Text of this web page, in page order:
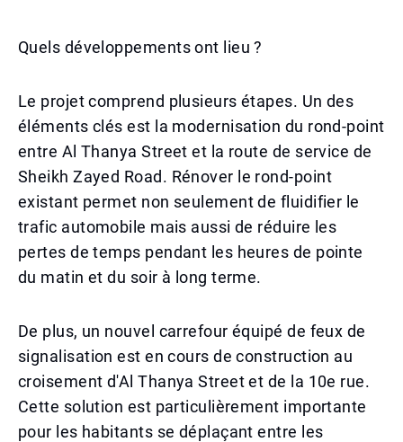
Quels développements ont lieu ?
Le projet comprend plusieurs étapes. Un des
éléments clés est la modernisation du rond-point
entre Al Thanya Street et la route de service de
Sheikh Zayed Road. Rénover le rond-point
existant permet non seulement de fluidifier le
trafic automobile mais aussi de réduire les
pertes de temps pendant les heures de pointe
du matin et du soir à long terme.
De plus, un nouvel carrefour équipé de feux de
signalisation est en cours de construction au
croisement d'Al Thanya Street et de la 10e rue.
Cette solution est particulièrement importante
pour les habitants se déplaçant entre les